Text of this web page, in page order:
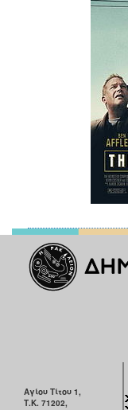
Αγίου Τίτου 1,
Τ.Κ. 71202,